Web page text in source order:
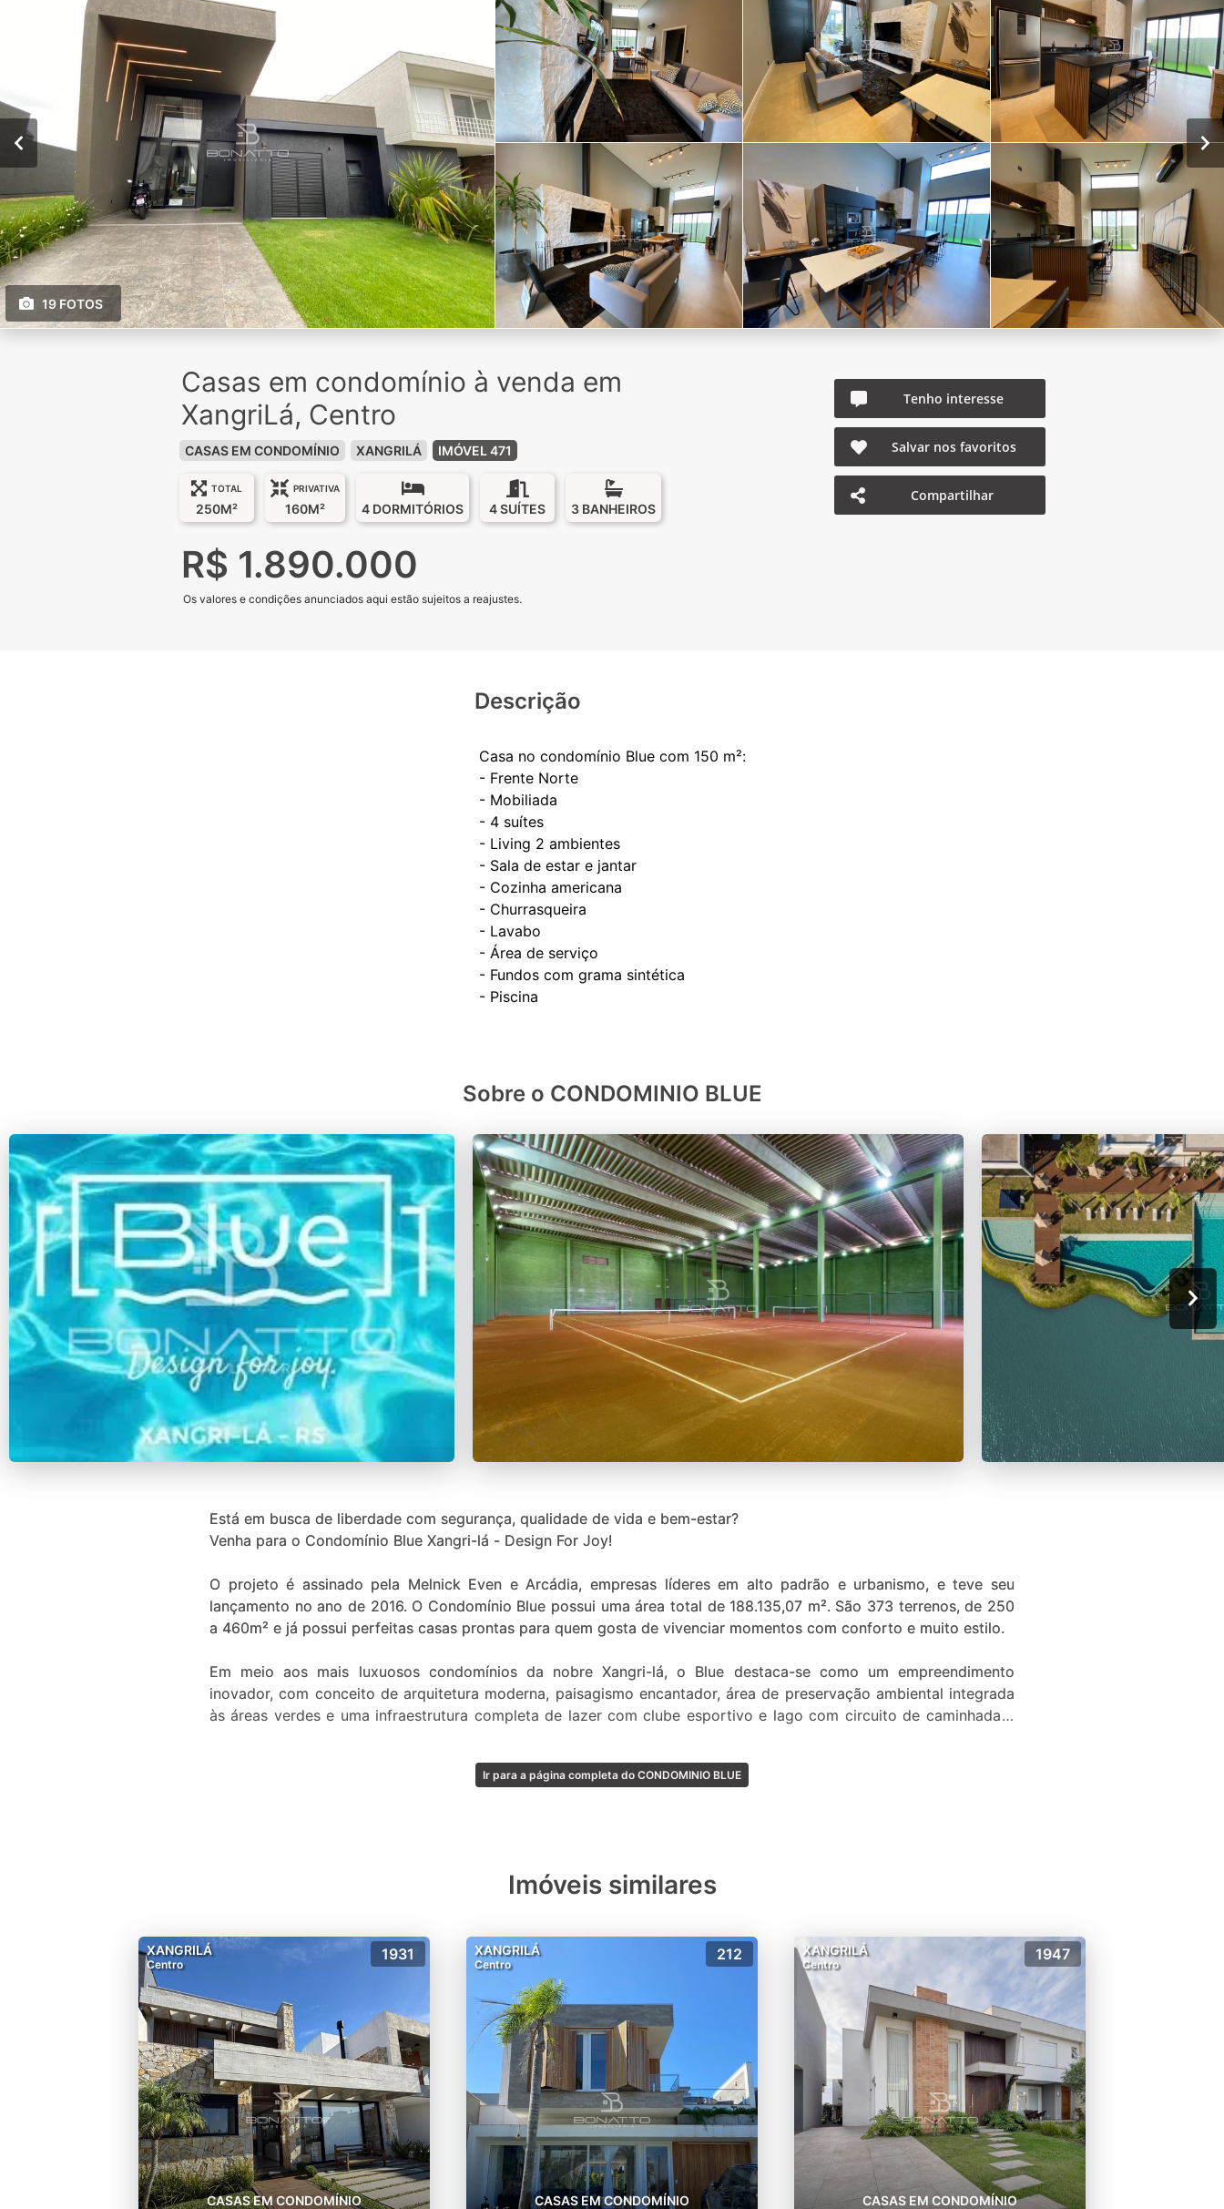
19 FOTOS
Casas em condomínio à venda em
XangriLá, Centro
CASAS EM CONDOMÍNIO XANGRILÁ IMÓVEL 471
TOTAL
250M²
PRIVATIVA
160M² 4 DORMITÓRIOS 4 SUÍTES 3 BANHEIROS
R$ 1.890.000
Os valores e condições anunciados aqui estão sujeitos a reajustes.
Tenho interesse
Salvar nos favoritos
Compartilhar
Descrição
Casa no condomínio Blue com 150 m²:
- Frente Norte
- Mobiliada
- 4 suítes
- Living 2 ambientes
- Sala de estar e jantar
- Cozinha americana
- Churrasqueira
- Lavabo
- Área de serviço
- Fundos com grama sintética
Sobre o CONDOMINIO BLUE
Está em busca de liberdade com segurança, qualidade de vida e bem-estar?
Venha para o Condomínio Blue Xangri-lá - Design For Joy!
O projeto é assinado pela Melnick Even e Arcádia, empresas líderes em alto padrão e urbanismo, e teve seu
lançamento no ano de 2016. O Condomínio Blue possui uma área total de 188.135,07 m². São 373 terrenos, de 250
a 460m² e já possui perfeitas casas prontas para quem gosta de vivenciar momentos com conforto e muito estilo.
Em meio aos mais luxuosos condomínios da nobre Xangri-lá, o Blue destaca-se como um empreendimento
inovador, com conceito de arquitetura moderna, paisagismo encantador, área de preservação ambiental integrada
às áreas verdes e uma infraestrutura completa de lazer com clube esportivo e lago com circuito de caminhada e
Aqui no Condomínio Blue Xangri-lá a inspiração está sempre no ar, as horas viram momentos de prazer e o paraíso
Ir para a página completa do CONDOMINIO BLUE
Imóveis similares
XANGRILÁ
Centro
1931
CASAS EM CONDOMÍNIO
XANGRILÁ
Centro
212
CASAS EM CONDOMÍNIO
XANGRILÁ
Centro
1947
CASAS EM CONDOMÍNIO